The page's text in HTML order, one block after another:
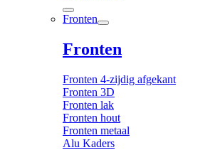
Fronten
Fronten
Fronten 4-zijdig afgekant
Fronten 3D
Fronten lak
Fronten hout
Fronten metaal
Alu Kaders